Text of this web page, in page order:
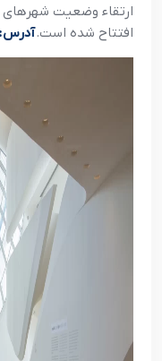
افتتاح شده است.آدرس: